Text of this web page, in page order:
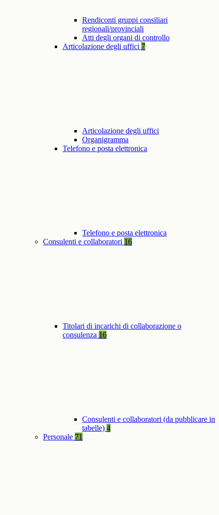
Rendiconti gruppi consiliari
regionali/provinciali
Atti degli organi di controllo
Articolazione degli uffici 7
Articolazione degli uffici
Organigramma
Telefono e posta elettronica
Telefono e posta elettronica
Consulenti e collaboratori 16
Titolari di incarichi di collaborazione o
consulenza 16
Consulenti e collaboratori (da pubblicare in
tabelle) 4
Personale 71